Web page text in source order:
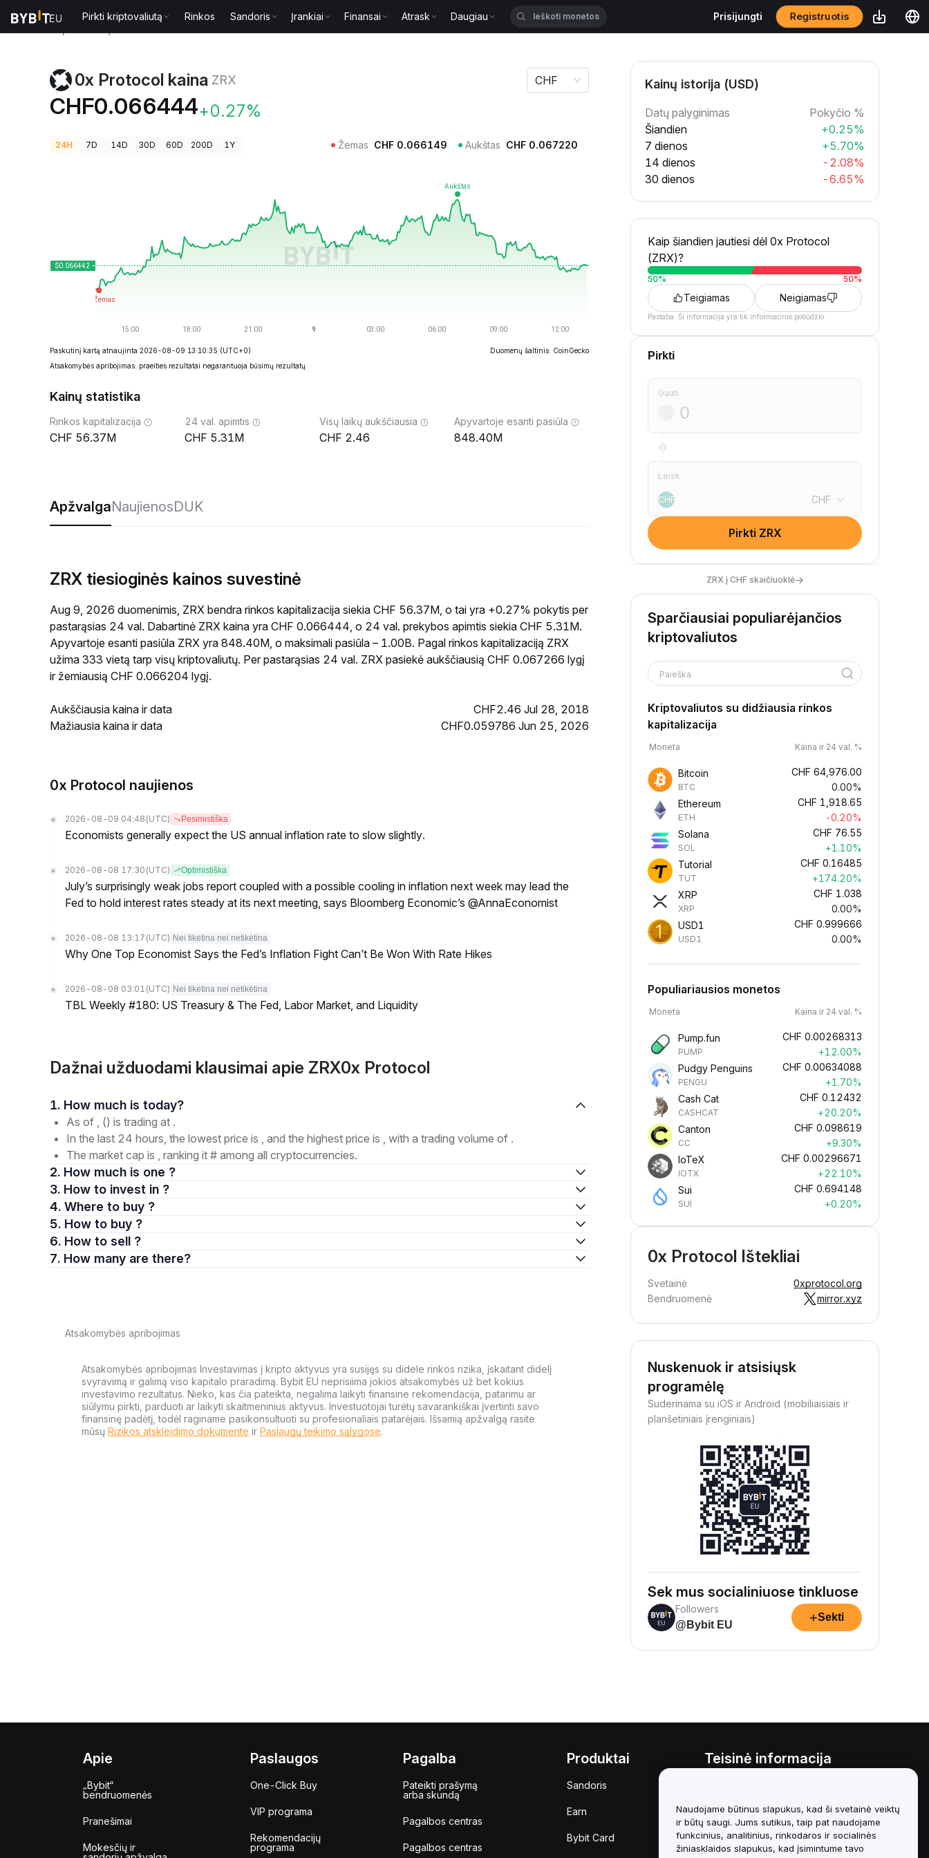
Pirkti kriptovaliutą Rinkos Sandoris Įrankiai Finansai Atrask Daugiau Prisijungti Registruotis
0x Protocol kaina ZRX
CHF0.066444+0.27%
CHF
24H 7D 14D 30D 60D 200D 1Y Žemas CHF 0.066149 Aukštas CHF 0.067220
Paskutinį kartą atnaujinta 2026-08-09 13:10:35 (UTC+0)
Duomenų šaltinis: CoinGecko
Atsakomybės apribojimas: praeities rezultatai negarantuoja būsimų rezultatų.
Kainų statistika
Rinkos kapitalizacija
56.37M
24 val. apimtis
5.31M
Visų laikų aukščiausia
2.46
Apyvartoje esanti pasiūla
848.40M
ApžvalgaNaujienosDUK
ZRX tiesioginės kainos suvestinė
Aug 9, 2026 duomenimis, ZRX bendra rinkos kapitalizacija siekia CHF 56.37M, o tai yra +0.27% pokytis per
pastarąsias 24 val. Dabartinė ZRX kaina yra CHF 0.066444, o 24 val. prekybos apimtis siekia CHF 5.31M.
Apyvartoje esanti pasiūla ZRX yra 848.40M, o maksimali pasiūla – 1.00B. Pagal rinkos kapitalizaciją ZRX
užima 333 vietą tarp visų kriptovaliutų. Per pastarąsias 24 val. ZRX pasiekė aukščiausią CHF 0.067266 lygį
ir žemiausią CHF 0.066204 lygį.
Aukščiausia kaina ir data
CHF2.46 Jul 28, 2018
Mažiausia kaina ir data
CHF0.059786 Jun 25, 2026
0x Protocol naujienos
2026-08-09 04:48 (UTC) Pesimistiška
Economists generally expect the US annual inflation rate to slow slightly.
2026-08-08 17:30 (UTC) Optimistiška
July’s surprisingly weak jobs report coupled with a possible cooling in inflation next week may lead the
Fed to hold interest rates steady at its next meeting, says Bloomberg Economic’s @AnnaEconomist
2026-08-08 13:17 (UTC) Nei tikėtina nei netikėtina
Why One Top Economist Says the Fed’s Inflation Fight Can’t Be Won With Rate Hikes
2026-08-08 03:01 (UTC) Nei tikėtina nei netikėtina
TBL Weekly #180: US Treasury & The Fed, Labor Market, and Liquidity
Dažnai užduodami klausimai apie ZRX0x Protocol
1. How much is today?
As of , () is trading at .
In the last 24 hours, the lowest price is , and the highest price is , with a trading volume of .
The market cap is , ranking it # among all cryptocurrencies.
2. How much is one ?
3. How to invest in ?
4. Where to buy ?
5. How to buy ?
6. How to sell ?
7. How many are there?
Atsakomybės apribojimas
Atsakomybės apribojimas Investavimas į kripto aktyvus yra susijęs su didele rinkos rizika, įskaitant didelį
svyravimą ir galimą viso kapitalo praradimą. Bybit EU neprisiima jokios atsakomybės už bet kokius
investavimo rezultatus. Nieko, kas čia pateikta, negalima laikyti finansine rekomendacija, patarimu ar
siūlymu pirkti, parduoti ar laikyti skaitmeninius aktyvus. Investuotojai turėtų savarankiškai įvertinti savo
finansinę padėtį, todėl raginame pasikonsultuoti su profesionaliais patarėjais. Išsamią apžvalgą rasite
mūsų Rizikos atskleidimo dokumente ir Paslaugų teikimo sąlygose.
Kainų istorija (USD)
Datų palyginimas
Pokyčio %
Šiandien
+0.25%
7 dienos
+5.70%
14 dienos
-2.08%
30 dienos
-6.65%
Kaip šiandien jautiesi dėl 0x Protocol
(ZRX)?
50% 50%
Teigiamas Neigiamas
Pastaba. Ši informacija yra tik informacinio pobūdžio.
Pirkti
Gauti
Leisk
CHF CHF
Pirkti ZRX
ZRX į CHF skaičiuoklė→
Sparčiausiai populiarėjančios
kriptovaliutos
Paieška
Kriptovaliutos su didžiausia rinkos
kapitalizacija
Moneta Kaina ir 24 val. %
Bitcoin
BTC
CHF 64,976.00
0.00%
Ethereum
ETH
CHF 1,918.65
-0.20%
Solana
SOL
CHF 76.55
+1.10%
Tutorial
TUT
CHF 0.16485
+174.20%
XRP
XRP
CHF 1.038
0.00%
USD1
USD1
CHF 0.999666
0.00%
Populiariausios monetos
Moneta Kaina ir 24 val. %
Pump.fun
PUMP
CHF 0.00268313
+12.00%
Pudgy Penguins
PENGU
CHF 0.00634088
+1.70%
Cash Cat
CASHCAT
CHF 0.12432
+20.20%
Canton
CC
CHF 0.098619
+9.30%
IoTeX
IOTX
CHF 0.00296671
+22.10%
Sui
SUI
CHF 0.694148
+0.20%
0x Protocol Ištekliai
Svetainė
0xprotocol.org
Bendruomenė
mirror.xyz
Nuskenuok ir atsisiųsk
programėlę
Suderinama su iOS ir Android (mobiliaisiais ir
planšetiniais įrenginiais)
Sek mus socialiniuose tinkluose
Followers
@Bybit EU
+Sekti
Apie
„Bybit“
bendruomenės
Pranešimai
Mokesčių ir
Paslaugos
One-Click Buy
VIP programa
Rekomendacijų
programa
Pagalba
Pateikti prašymą
arba skundą
Pagalbos centras
Pagalbos centras
Produktai
Sandoris
Earn
Bybit Card
Teisinė informacija
Saugojimo ir administravimo
politikos santrauka
ESG informacija
Naudojame būtinus slapukus, kad ši svetainė veiktų
ir būtų saugi. Jums sutikus, taip pat naudojame
funkcinius, analitinius, rinkodaros ir socialinės
žiniasklaidos slapukus, kad įsimintume tavo